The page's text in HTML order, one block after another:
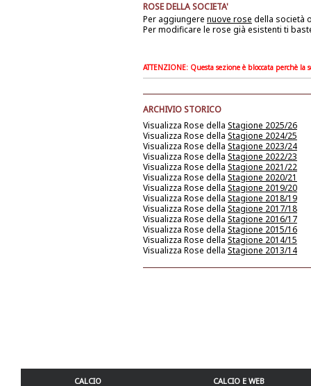
ROSE DELLA SOCIETA'
Per aggiungere nuove rose della società
Per modificare le rose già esistenti ti
ATTENZIONE: Questa sezione è bloccata perchè
ARCHIVIO STORICO
Visualizza Rose della Stagione 2025/26
Visualizza Rose della Stagione 2024/25
Visualizza Rose della Stagione 2023/24
Visualizza Rose della Stagione 2022/23
Visualizza Rose della Stagione 2021/22
Visualizza Rose della Stagione 2020/21
Visualizza Rose della Stagione 2019/20
Visualizza Rose della Stagione 2018/19
Visualizza Rose della Stagione 2017/18
Visualizza Rose della Stagione 2016/17
Visualizza Rose della Stagione 2015/16
Visualizza Rose della Stagione 2014/15
Visualizza Rose della Stagione 2013/14
CALCIO CALCIO E WEB